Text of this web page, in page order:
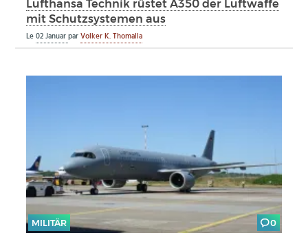
Lufthansa Technik rüstet A350 der Luftwaffe
mit Schutzsystemen aus
Le02 JanuarparVolker K. Thomalla
MILITÄR 0